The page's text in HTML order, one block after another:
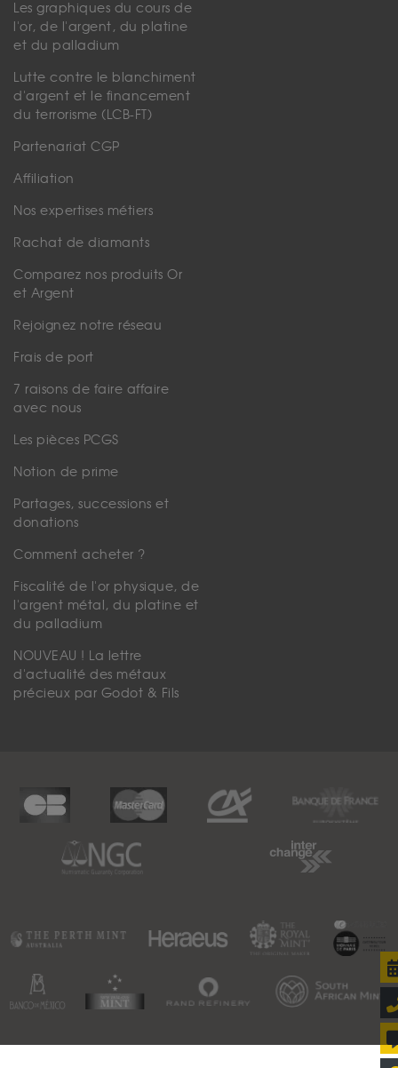
Les graphiques du cours de
l'or, de l'argent, du platine
et du palladium
Lutte contre le blanchiment
d'argent et le financement
du terrorisme (LCB-FT)
Partenariat CGP
Affiliation
Nos expertises métiers
Rachat de diamants
Comparez nos produits Or
et Argent
Rejoignez notre réseau
Frais de port
7 raisons de faire affaire
avec nous
Les pièces PCGS
Notion de prime
Partages, successions et
donations
Comment acheter ?
Fiscalité de l'or physique, de
l'argent métal, du platine et
du palladium
NOUVEAU ! La lettre
d'actualité des métaux
précieux par Godot & Fils